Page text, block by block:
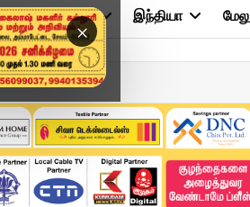
×
விளையாட்டு இந்தியா